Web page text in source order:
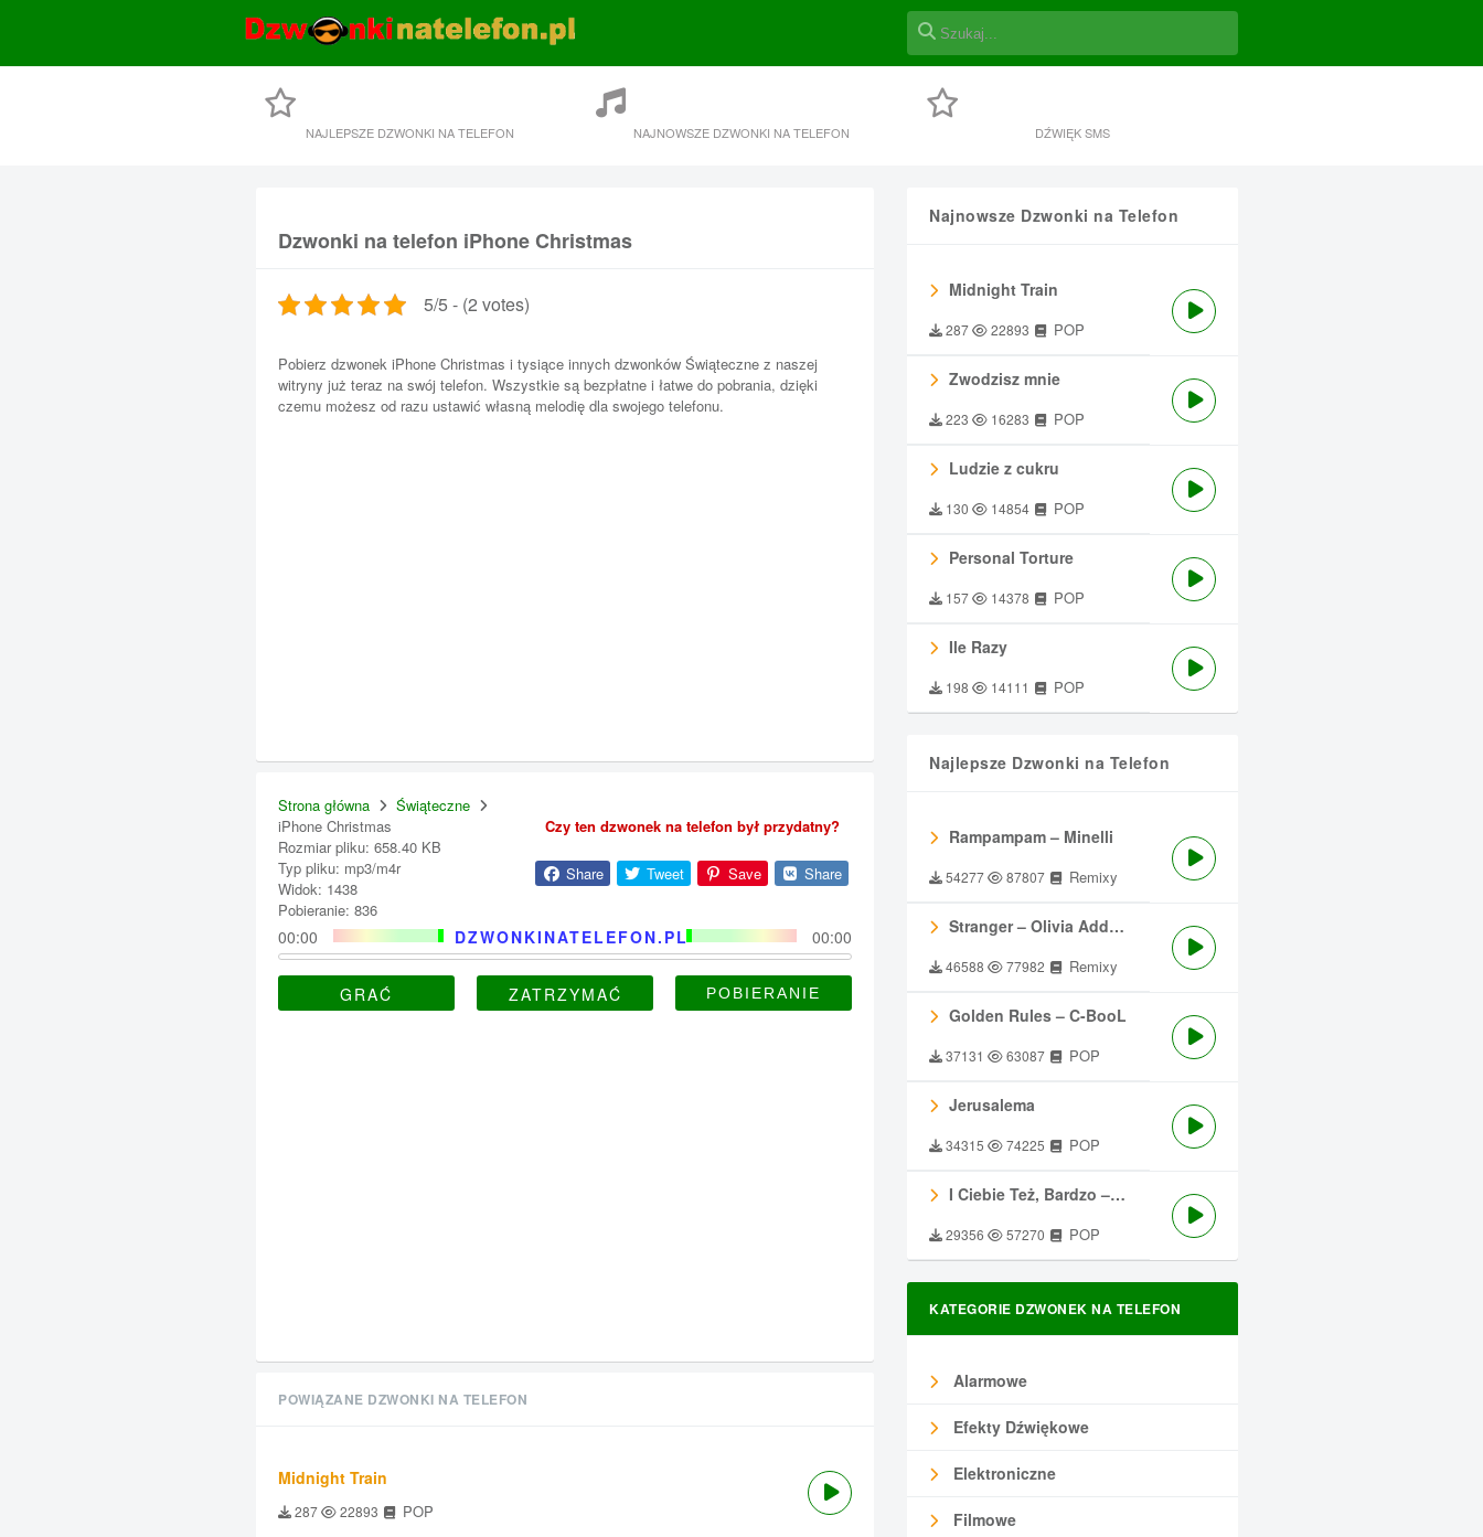
NAJLEPSZE DZWONKI NA TELEFON NAJNOWSZE DZWONKI NA TELEFON DŹWIĘK SMS
Dzwonki na telefon iPhone Christmas
5/5 - (2 votes)
Pobierz dzwonek iPhone Christmas i tysiące innych dzwonków Świąteczne z naszej
witryny już teraz na swój telefon. Wszystkie są bezpłatne i łatwe do pobrania, dzięki
czemu możesz od razu ustawić własną melodię dla swojego telefonu.
Strona główna
Świąteczne
iPhone Christmas
Rozmiar pliku: 658.40 KB
Typ pliku: mp3/m4r
Widok: 1438
Pobieranie: 836
Czy ten dzwonek na telefon był przydatny?
Share Tweet Save Share
DZWONKINATELEFON.PL
00:00 00:00
GRAĆ ZATRZYMAĆ
Najnowsze Dzwonki na Telefon
Midnight Train
287 22893 POP
Zwodzisz mnie
223 16283 POP
Ludzie z cukru
130 14854 POP
Personal Torture
157 14378 POP
Ile Razy
198 14111 POP
Najlepsze Dzwonki na Telefon
Rampampam – Minelli
54277 87807 Remixy
Stranger – Olivia Addams
46588 77982 Remixy
Golden Rules – C-BooL
37131 63087 POP
Jerusalema
34315 74225 POP
I Ciebie Też, Bardzo – Męskie Granie
29356 57270 POP
KATEGORIE DZWONEK NA TELEFON
Alarmowe
Efekty Dźwiękowe
Elektroniczne
Filmowe
POWIĄZANE DZWONKI NA TELEFON
Midnight Train
287 22893 POP